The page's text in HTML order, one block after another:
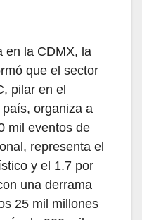
en la CDMX, la
que el sector
pilar en el
organiza a
mil eventos de
representa el
y el 1.7 por
una derrama
25 mil millones